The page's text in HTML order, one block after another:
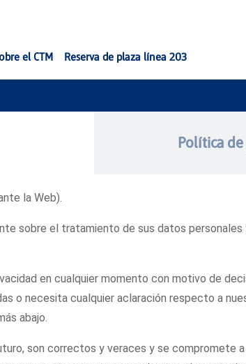
el CTM Reserva de plaza línea 203
Política
la Web).
sobre el tratamiento de sus datos
en cualquier momento con motivo de
o necesita cualquier aclaración respecto a
abajo.
son correctos y veraces y se compromete